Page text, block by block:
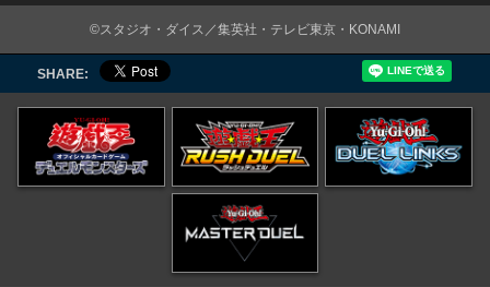
©スタジオ・ダイス／集英社・テレビ東京・KONAMI
SHARE: